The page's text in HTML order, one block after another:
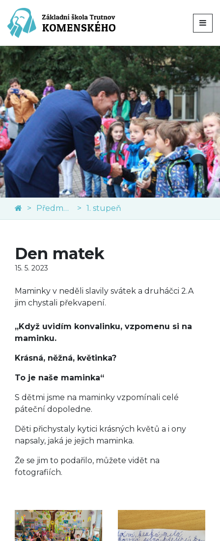
Předměty 1. stupeň
Den matek
15. 5. 2023
Maminky v neděli slavily svátek a druháčci 2.A
jim chystali překvapení.
,,Když uvidím konvalinku, vzpomenu si na
maminku.
Krásná, něžná, květinka?
To je naše maminka“
S dětmi jsme na maminky vzpomínali celé
páteční dopoledne.
Děti přichystaly kytici krásných květů a i ony
napsaly, jaká je jejich maminka.
Že se jim to podařilo, můžete vidět na
fotografiích.